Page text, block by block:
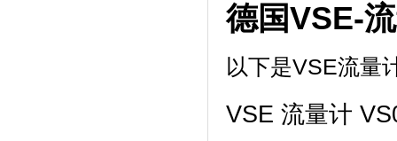
德国VSE-
以下是VSE流量
VSE 流量计